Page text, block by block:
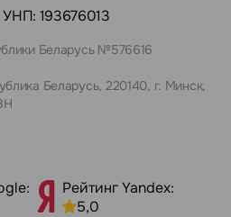
193676013
Беларусь №576616
Беларусь, 220140, г. Минск,
Рейтинг Yandex:
5,0